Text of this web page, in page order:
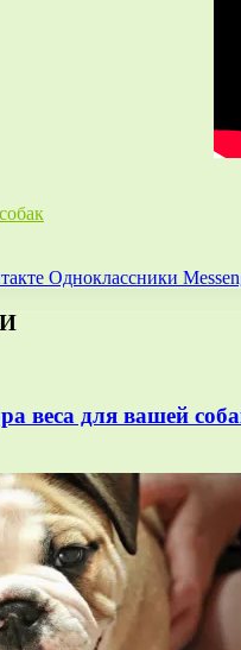
собак
Одноклассники
веса для вашей